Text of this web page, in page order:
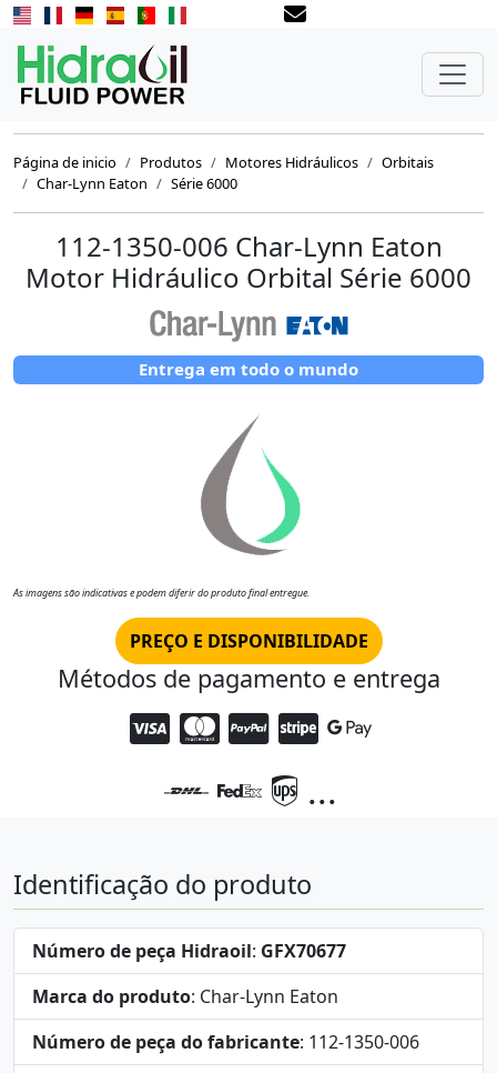
Página de inicio Produtos Motores Hidráulicos
Orbitais
Char-Lynn Eaton
Série 6000
112-1350-006 Char-Lynn Eaton
Motor Hidráulico Orbital Série 6000
Entrega em todo o mundo
As imagens são indicativas e podem diferir do produto final entregue.
PREÇO E DISPONIBILIDADE
Métodos de pagamento e entrega
...
Identificação do produto
Número de peça Hidraoil: GFX70677
Marca do produto: Char-Lynn Eaton
Número de peça do fabricante: 112-1350-006